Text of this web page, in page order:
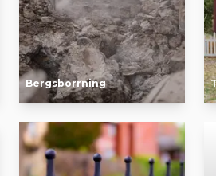
Bergsborrning